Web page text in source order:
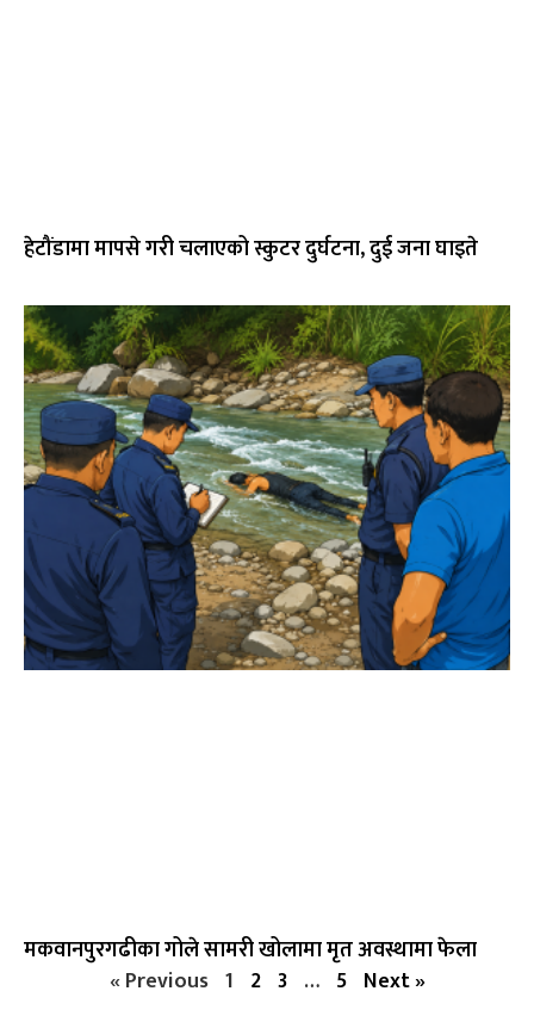
हेटौंडामा मापसे गरी चलाएको स्कुटर दुर्घटना, दुई जना घाइते
मकवानपुरगढीका गोले सामरी खोलामा मृत अवस्थामा फेला
« Previous 1 2 3 … 5 Next »